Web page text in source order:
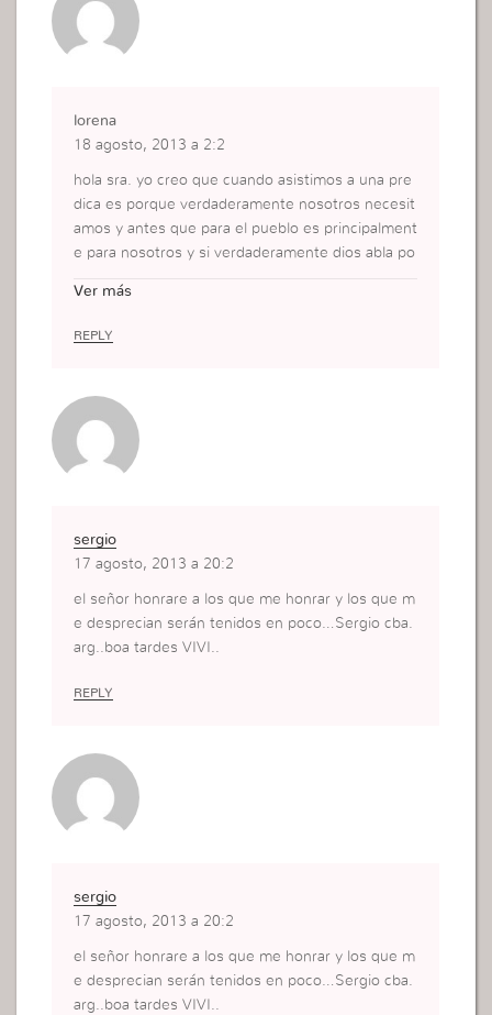
lorena
18 agosto, 2013 a 2:2
hola sra. yo creo que cuando asistimos a una pre
dica es porque verdaderamente nosotros necesit
amos y antes que para el pueblo es principalment
e para nosotros y si verdaderamente dios abla po
Ver más
REPLY
sergio
17 agosto, 2013 a 20:2
el señor honrare a los que me honrar y los que m
e desprecian serán tenidos en poco…Sergio cba.
arg..boa tardes VIVI..
REPLY
sergio
17 agosto, 2013 a 20:2
el señor honrare a los que me honrar y los que m
e desprecian serán tenidos en poco…Sergio cba.
arg..boa tardes VIVI..